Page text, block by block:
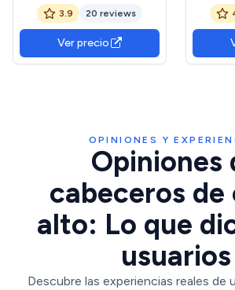
Color Cambrian Grafito,
Cabezal Cama Matrimonio,
Medidas: 120 cm (Alto) x
160 cm (Ancho) x 3.8
(Fondo)
3.9 20 reviews
Ver precio
Mod.
y
Niños,
OPINIONES Y
Opiniones
cabeceros de
alto: Lo que
usuarios
Descubre las experiencias reales de